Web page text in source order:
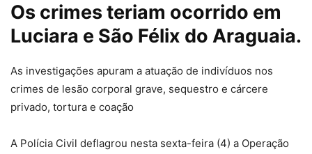
Os crimes teriam ocorrido em
Luciara e São Félix do Araguaia.
As investigações apuram a atuação de indivíduos nos
crimes de lesão corporal grave, sequestro e cárcere
privado, tortura e coação
A Polícia Civil deflagrou nesta sexta-feira (4) a Operação